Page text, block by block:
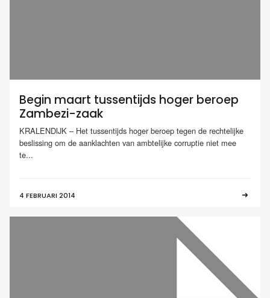
Begin maart tussentijds hoger beroep
Zambezi-zaak
KRALENDIJK – Het tussentijds hoger beroep tegen de rechtelijke
beslissing om de aanklachten van ambtelijke corruptie niet mee
te...
4 FEBRUARI 2014